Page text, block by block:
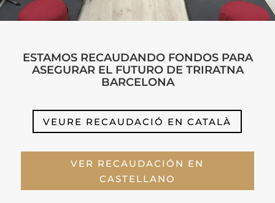
ESTAMOS RECAUDANDO FONDOS PARA
ASEGURAR EL FUTURO DE TRIRATNA
BARCELONA
VEURE RECAUDACIÓ EN CATALÀ
VER RECAUDACIÓN EN
CASTELLANO